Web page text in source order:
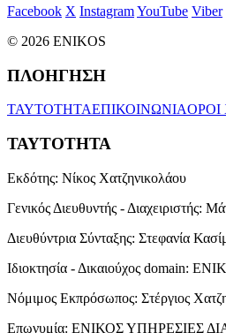
Facebook X InstagramYouTube Viber
© 2026 ENIKOS
ΠΛΟΗΓΗΣΗ
ΤΑΥΤΟΤΗΤΑΕΠΙΚΟΙΝΩΝΙΑΟΡΟΙ
ΤΑΥΤΟΤΗΤΑ
Εκδότης: Νίκος Χατζηνικολάου
Γενικός Διευθυντής - Διαχειριστής:
Διευθύντρια Σύνταξης: Στεφανία
Ιδιοκτησία - Δικαιούχος domain:
Νόμιμος Εκπρόσωπος: Στέργιος
Επωνυμία: ΕΝΙΚΟΣ ΥΠΗΡΕΣΙΕΣ